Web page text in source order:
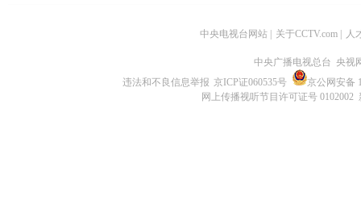
中央电视台网站 关于CCTV.com 人
中央广播电视总台 央视
违法和不良信息举报 京ICP证060535号
京公网安备
网上传播视听节目许可证号 0102002